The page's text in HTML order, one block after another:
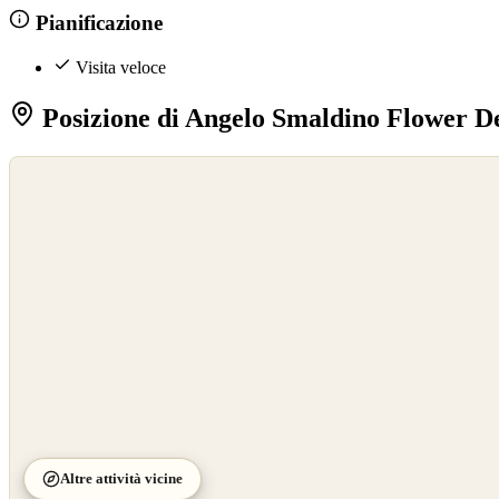
Pianificazione
Visita veloce
Posizione di Angelo Smaldino Flower
Altre attività vicine